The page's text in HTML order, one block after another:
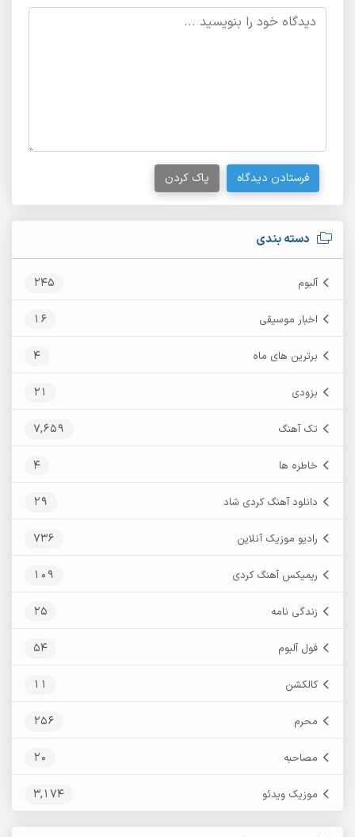
دسته بندی
آلبوم 245
اخبار موسیقی 16
برترین های ماه 4
بزودی 21
تک آهنگ 7,659
خاطره ها 4
دانلود آهنگ کردی شاد 29
رادیو موزیک آنلاین 736
ریمیکس آهنگ کردی 109
زندگی نامه 25
فول آلبوم 54
کالکشن 11
محرم 256
مصاحبه 20
موزیک ویدئو 3,174
فرستادن دیدگاه پاک کردن